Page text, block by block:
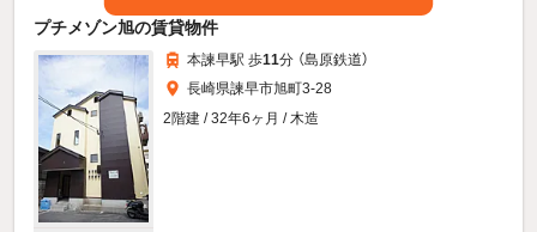
プチメゾン旭の賃貸物件
本諫早駅 歩11分 （島原鉄道）
長崎県諫早市旭町3-28
2階建 / 32年6ヶ月 / 木造